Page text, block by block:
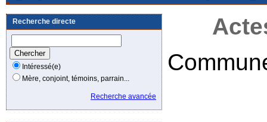
Recherche directe
Intéressé(e)
Mère, conjoint, témoins, parrain...
Recherche avancée